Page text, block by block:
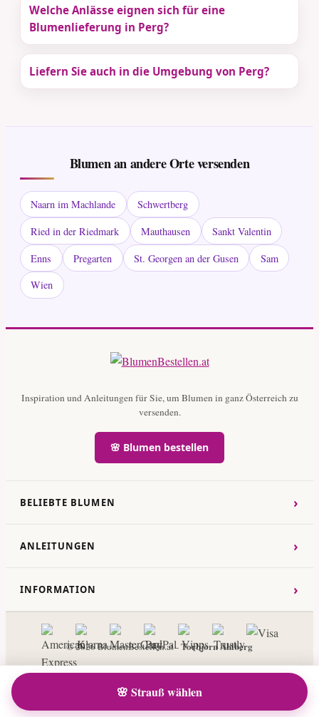
Welche Anlässe eignen sich für eine
Blumenlieferung in Perg?
Liefern Sie auch in die Umgebung von Perg?
Blumen an andere Orte versenden
Naarn im Machlande
Schwertberg
Ried in der Riedmark
Mauthausen
Sankt Valentin
Enns
Pregarten St. Georgen an der Gusen
Sam
Wien
Inspiration und Anleitungen für Sie, um Blumen in ganz Österreich zu
versenden.
🌸 Blumen bestellen
BELIEBTE BLUMEN ›
ANLEITUNGEN ›
INFORMATION ›
© 2026 BlumenBestellen.at -Torbjorn Ahlberg
🌸 Strauß wählen